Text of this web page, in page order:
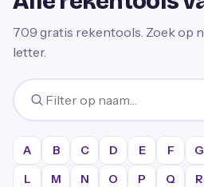
709 gratis rekentools. Zoek op
letter.
A B C D E F G
L
M N O P Q R